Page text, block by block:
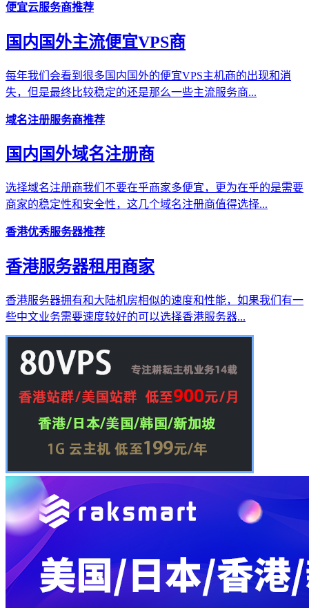
便宜云服务商推荐
国内国外主流便宜VPS商
每年我们会看到很多国内国外的便宜VPS主机商的出现和消
失，但是最终比较稳定的还是那么一些主流服务商...
域名注册服务商推荐
国内国外域名注册商
选择域名注册商我们不要在乎商家多便宜，更为在乎的是需要
商家的稳定性和安全性，这几个域名注册商值得选择...
香港优秀服务器推荐
香港服务器租用商家
香港服务器拥有和大陆机房相似的速度和性能，如果我们有一
些中文业务需要速度较好的可以选择香港服务器...